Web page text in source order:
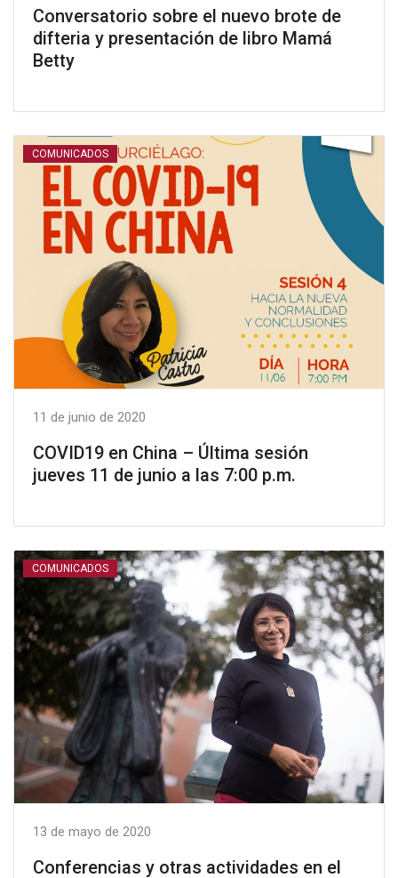
Conversatorio sobre el nuevo brote de
difteria y presentación de libro Mamá
Betty
COMUNICADOS
11 de junio de 2020
COVID19 en China – Última sesión
jueves 11 de junio a las 7:00 p.m.
COMUNICADOS
13 de mayo de 2020
Conferencias y otras actividades en el